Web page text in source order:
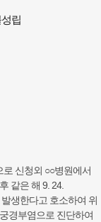
립
로 신청외 ○○병원에서
같은 해 9. 24.
생한다고 호소하여 위
경부염으로 진단하여